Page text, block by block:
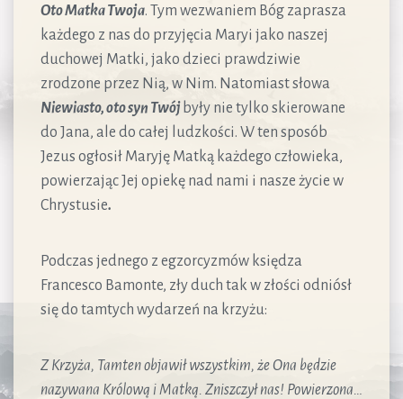
Oto Matka Twoja. Tym wezwaniem Bóg zaprasza
każdego z nas do przyjęcia Maryi jako naszej
duchowej Matki, jako dzieci prawdziwie
zrodzone przez Nią, w Nim. Natomiast słowa
Niewiasto, oto syn Twój były nie tylko skierowane
do Jana, ale do całej ludzkości. W ten sposób
Jezus ogłosił Maryję Matką każdego człowieka,
powierzając Jej opiekę nad nami i nasze życie w
Chrystusie.
Podczas jednego z egzorcyzmów księdza
Francesco Bamonte, zły duch tak w złości odniósł
się do tamtych wydarzeń na krzyżu:
Z Krzyża, Tamten objawił wszystkim, że Ona będzie
nazywana Królową i Matką. Zniszczył nas! Powierzona…